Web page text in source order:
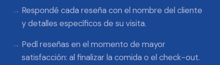
Respondé cada reseña con el nombre del cliente
y detalles específicos de su visita.
Pedí reseñas en el momento de mayor
satisfacción: al finalizar la comida o el check-out.